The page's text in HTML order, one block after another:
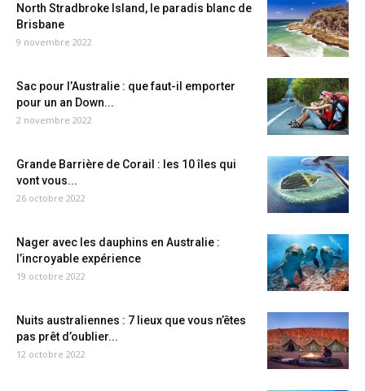
North Stradbroke Island, le paradis blanc de
Brisbane
9 novembre 2022
Sac pour l’Australie : que faut-il emporter
pour un an Down...
2 novembre 2022
Grande Barrière de Corail : les 10 îles qui
vont vous...
26 octobre 2022
Nager avec les dauphins en Australie :
l’incroyable expérience
19 octobre 2022
Nuits australiennes : 7 lieux que vous n’êtes
pas prêt d’oublier...
12 octobre 2022